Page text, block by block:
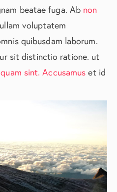
beatae fuga. Ab non
voluptatem
quibusdam laborum.
sit distinctio ratione. ut
sint. Accusamus et id